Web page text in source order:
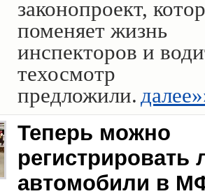
законопроект,
поменяет жизнь
инспекторов и
техосмотр
предложили.
Теперь можно
регистрировать
автомобили в